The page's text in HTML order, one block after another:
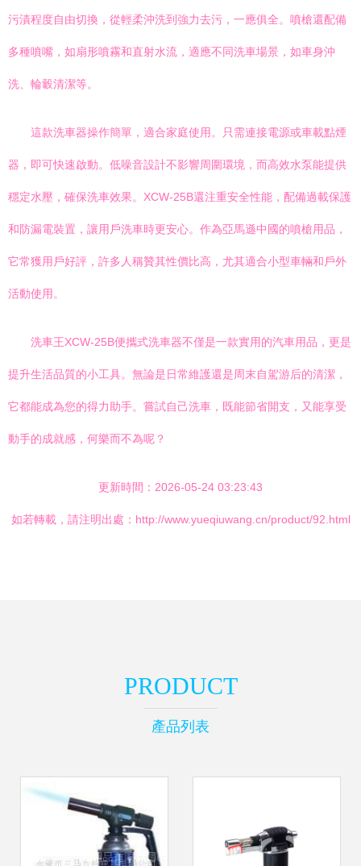
污漬程度自由切換，從輕柔沖洗到強力去污，一應俱全。噴槍還配備
多種噴嘴，如扇形噴霧和直射水流，適應不同洗車場景，如車身沖
洗、輪轂清潔等。
這款洗車器操作簡單，適合家庭使用。只需連接電源或車載點煙
器，即可快速啟動。低噪音設計不影響周圍環境，而高效水泵能提供
穩定水壓，確保洗車效果。XCW-25B還注重安全性能，配備過載保護
和防漏電裝置，讓用戶洗車時更安心。作為亞馬遜中國的噴槍用品，
它常獲用戶好評，許多人稱贊其性價比高，尤其適合小型車輛和戶外
活動使用。
洗車王XCW-25B便攜式洗車器不僅是一款實用的汽車用品，更是
提升生活品質的小工具。無論是日常維護還是周末自駕游后的清潔，
它都能成為您的得力助手。嘗試自己洗車，既能節省開支，又能享受
動手的成就感，何樂而不為呢？
更新時間：2026-05-24 03:23:43
如若轉載，請注明出處：http://www.yueqiuwang.cn/product/92.html
PRODUCT
產品列表